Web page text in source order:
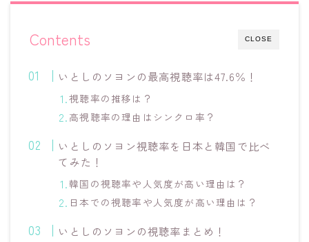
CLOSE
Contents
いとしのソヨンの最高視聴率は47.6％！
視聴率の推移は？
高視聴率の理由はシンクロ率？
いとしのソヨン視聴率を日本と韓国で比べ
てみた！
韓国の視聴率や人気度が高い理由は？
日本での視聴率や人気度が高い理由は？
いとしのソヨンの視聴率まとめ！